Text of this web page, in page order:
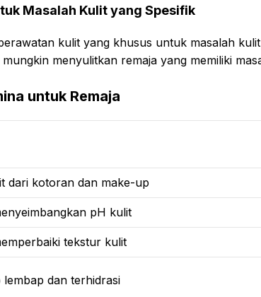
Masalah Kulit yang Spesifik
kulit yang khusus untuk masalah
menyulitkan remaja yang memiliki
untuk Remaja
dari kotoran dan make-up
pH kulit
tekstur kulit
dan terhidrasi